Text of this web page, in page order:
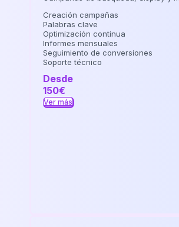
Creación campañas
Palabras clave
Optimización continua
Informes mensuales
Seguimiento de conversiones
Soporte técnico
Desde
150€
Ver más